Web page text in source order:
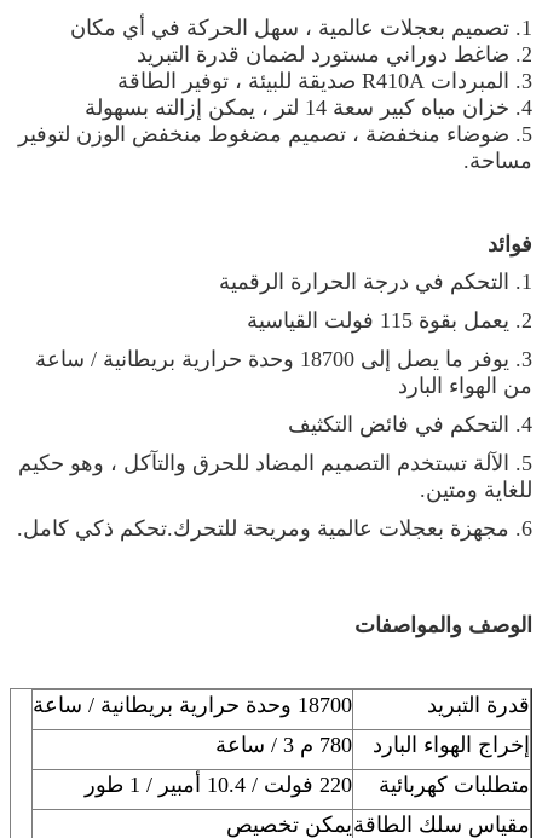
1. تصميم بعجلات عالمية ، سهل الحركة في أي مكان
2. ضاغط دوراني مستورد لضمان قدرة التبريد
3. المبردات R410A صديقة للبيئة ، توفير الطاقة
4. خزان مياه كبير سعة 14 لتر ، يمكن إزالته بسهولة
5. ضوضاء منخفضة ، تصميم مضغوط منخفض الوزن لتوفير
مساحة.
فوائد
1. التحكم في درجة الحرارة الرقمية
2. يعمل بقوة 115 فولت القياسية
3. يوفر ما يصل إلى 18700 وحدة حرارية بريطانية / ساعة
من الهواء البارد
4. التحكم في فائض التكثيف
5. الآلة تستخدم التصميم المضاد للحرق والتآكل ، وهو حكيم
للغاية ومتين.
6. مجهزة بعجلات عالمية ومريحة للتحرك.تحكم ذكي كامل.
الوصف والمواصفات
قدرة التبريد
18700 وحدة حرارية بريطانية / ساعة
إخراج الهواء البارد
780 م 3 / ساعة
متطلبات كهربائية
220 فولت / 10.4 أمبير / 1 طور
مقياس سلك الطاقةيمكن تخصيص